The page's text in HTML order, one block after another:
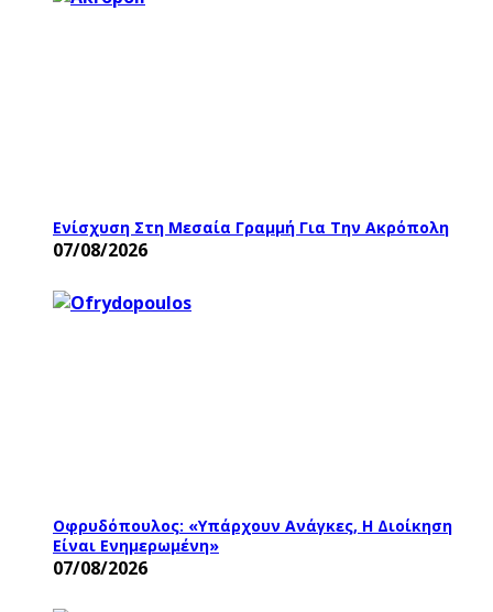
Ενίσχυση Στη Μεσαία Γραμμή Για Την Ακρόπολη
07/08/2026
Οφρυδόπουλος: «Υπάρχουν Ανάγκες, Η Διοίκηση
Είναι Ενημερωμένη»
07/08/2026